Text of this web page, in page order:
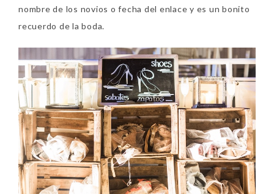
nombre de los novios o fecha del enlace y es un bonito
recuerdo de la boda.